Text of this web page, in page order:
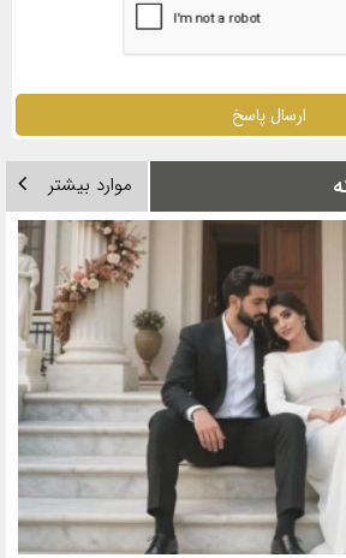
ارسال پاسخ
موارد بیشتر